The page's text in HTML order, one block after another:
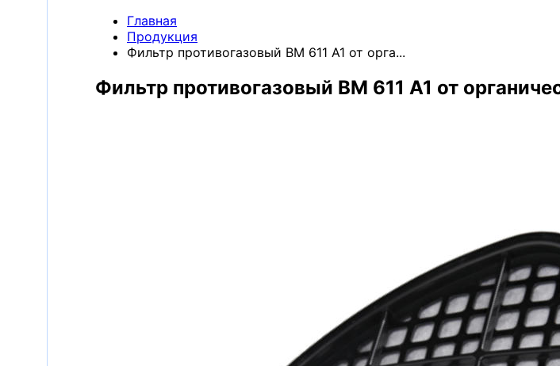
Продукция
Компания
находимся?
КонтактыГлавная
Продукция
Фильтр противогазовый ВМ 611 А1 от орга...
Фильтр противогазовый ВМ 611 А1 от